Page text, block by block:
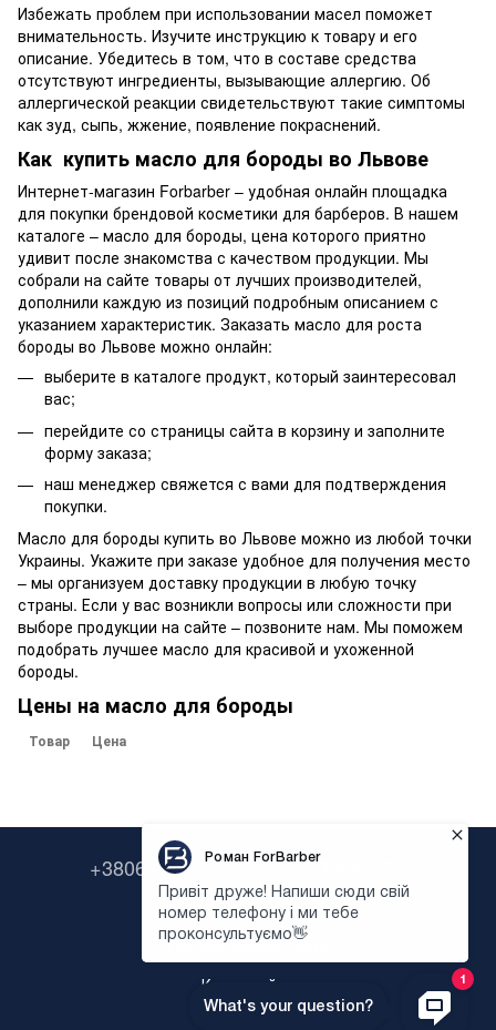
Избежать проблем при использовании масел поможет
внимательность. Изучите инструкцию к товару и его
описание. Убедитесь в том, что в составе средства
отсутствуют ингредиенты, вызывающие аллергию. Об
аллергической реакции свидетельствуют такие симптомы
как зуд, сыпь, жжение, появление покраснений.
Как купить масло для бороды во Львове
Интернет-магазин Forbarber – удобная онлайн площадка
для покупки брендовой косметики для барберов. В нашем
каталоге – масло для бороды, цена которого приятно
удивит после знакомства с качеством продукции. Мы
собрали на сайте товары от лучших производителей,
дополнили каждую из позиций подробным описанием с
указанием характеристик. Заказать масло для роста
бороды во Львове можно онлайн:
выберите в каталоге продукт, который заинтересовал
вас;
перейдите со страницы сайта в корзину и заполните
форму заказа;
наш менеджер свяжется с вами для подтверждения
покупки.
Масло для бороды купить во Львове можно из любой точки
Украины. Укажите при заказе удобное для получения место
– мы организуем доставку продукции в любую точку
страны. Если у вас возникли вопросы или сложности при
выборе продукции на сайте – позвоните нам. Мы поможем
подобрать лучшее масло для красивой и ухоженной
бороды.
Цены на масло для бороды
Товар Цена
+380638322646 +380673954135
Контактная информация
Полная версия сайта
Карта сайта